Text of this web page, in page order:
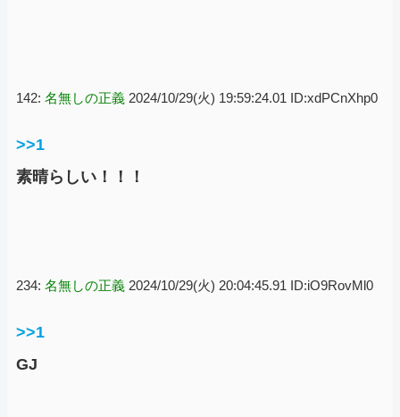
142: 名無しの正義 2024/10/29(火) 19:59:24.01 ID:xdPCnXhp0
>>1
素晴らしい！！！
234: 名無しの正義 2024/10/29(火) 20:04:45.91 ID:iO9RovMl0
>>1
GJ